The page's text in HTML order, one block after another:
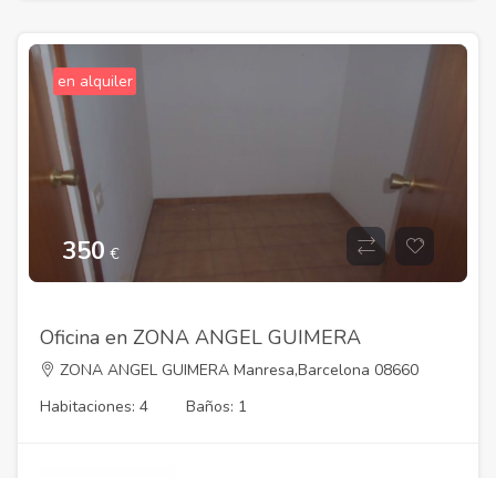
en alquiler
350 €
Oficina en ZONA ANGEL GUIMERA
ZONA ANGEL GUIMERA Manresa,Barcelona 08660
Habitaciones: 4
Baños: 1